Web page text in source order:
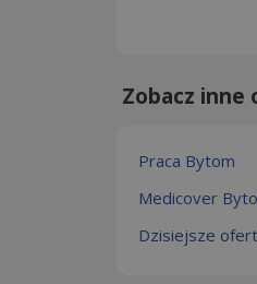
Zobacz
Praca Bytom
Medicover
Dzisiejsze